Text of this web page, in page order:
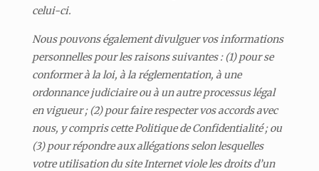
celui-ci.
Nous pouvons également divulguer vos informations
personnelles pour les raisons suivantes : (1) pour se
conformer à la loi, à la réglementation, à une
ordonnance judiciaire ou à un autre processus légal
en vigueur ; (2) pour faire respecter vos accords avec
nous, y compris cette Politique de Confidentialité ; ou
(3) pour répondre aux allégations selon lesquelles
votre utilisation du site Internet viole les droits d’un